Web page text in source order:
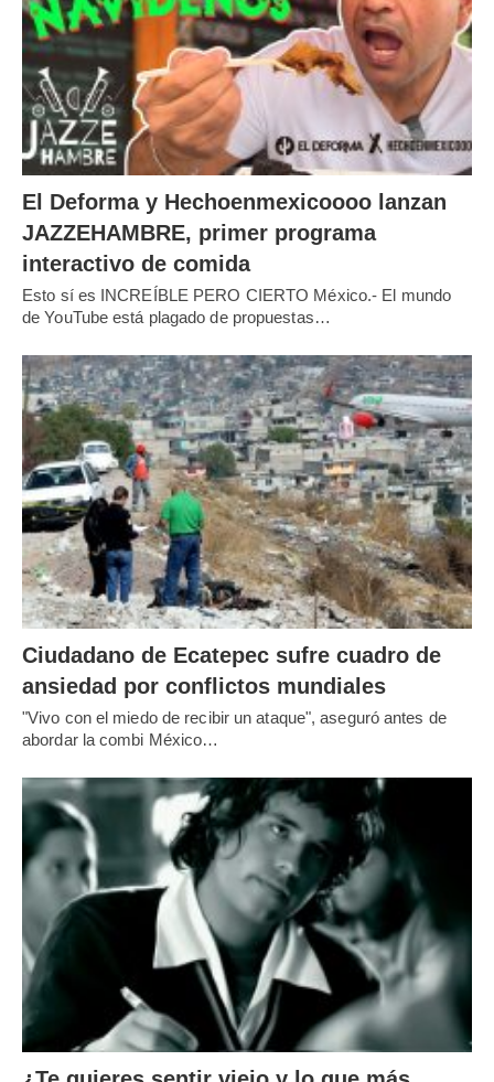
El Deforma y Hechoenmexicoooo lanzan
JAZZEHAMBRE, primer programa
interactivo de comida
Esto sí es INCREÍBLE PERO CIERTO México.- El mundo
de YouTube está plagado de propuestas…
Ciudadano de Ecatepec sufre cuadro de
ansiedad por conflictos mundiales
"Vivo con el miedo de recibir un ataque", aseguró antes de
abordar la combi México…